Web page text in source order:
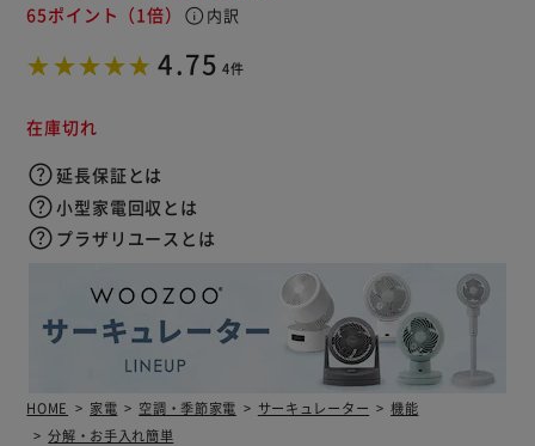
65ポイント （1倍） info 内訳
4.75 4件
在庫切れ
延長保証とは
小型家電回収とは
プラザリユースとは
HOME 家電 空調・季節家電 サーキュレーター
機能
分解・お手入れ簡単
※ご確認ください